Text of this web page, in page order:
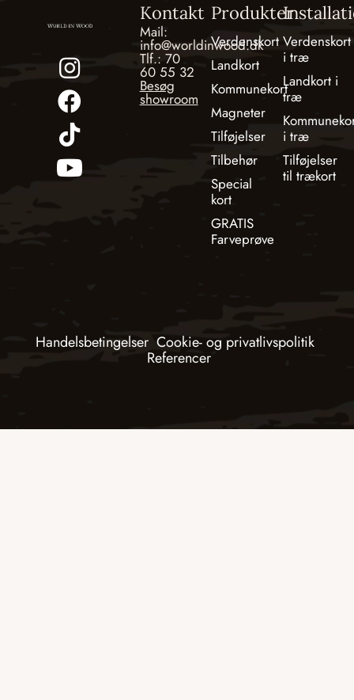
Kontakt
Mail:
info@worldinwood.dk
Tlf.: 70
60 55 32
Besøg
showroom
Produkter
Verdenskort
Landkort
Kommunekort
Magneter
Tilføjelser
Tilbehør
Special
kort
GRATIS
Farveprøve
Verdenskort
i træ
Landkort i
træ
i træ
Tilføjelser
til trækort
Handelsbetingelser Cookie- og privatlivspolitik
Referencer